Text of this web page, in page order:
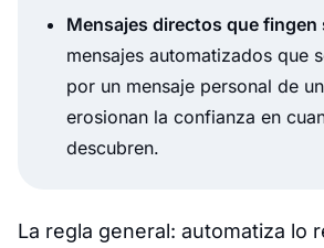
Mensajes directos que fingen
mensajes automatizados que
por un mensaje personal de
erosionan la confianza en
descubren.
La regla general: automatiza lo